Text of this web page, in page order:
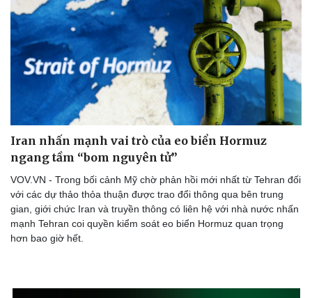
Iran nhấn mạnh vai trò của eo biển Hormuz
ngang tầm “bom nguyên tử”
VOV.VN - Trong bối cảnh Mỹ chờ phản hồi mới nhất từ Tehran đối
với các dự thảo thỏa thuận được trao đổi thông qua bên trung
gian, giới chức Iran và truyền thông có liên hệ với nhà nước nhấn
mạnh Tehran coi quyền kiểm soát eo biển Hormuz quan trọng
hơn bao giờ hết.